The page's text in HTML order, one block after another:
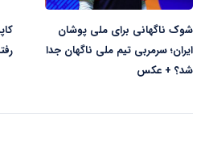
شوک ناگهانی برای ملی پوشان
ایران؛ سرمربی تیم ملی ناگهان جدا
شد؟ + عکس